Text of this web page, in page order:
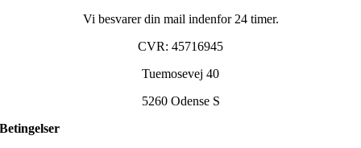
Vi besvarer din mail indenfor 24 timer.
CVR: 45716945
Tuemosevej 40
5260 Odense S
Betingelser